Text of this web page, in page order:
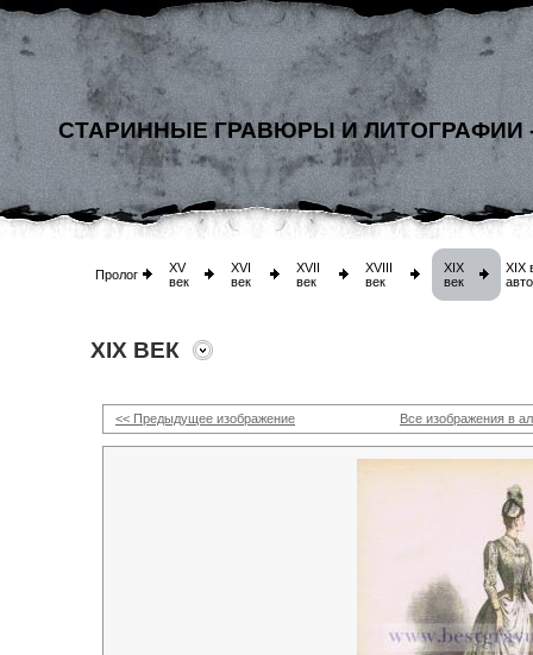
СТАРИННЫЕ ГРАВЮРЫ И ЛИТОГРАФИИ
Пролог
XV
век
XVI
век
XVII
век
XVIII
век
XIX
век
XIX
XIX ВЕК
<< Предыдущее изображение Все изображения в